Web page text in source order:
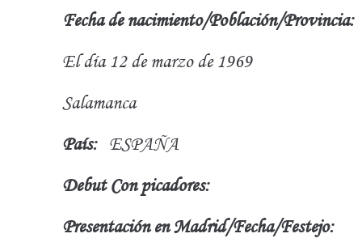
Fecha de nacimiento/Población/Provincia:
El día 12 de marzo de 1969
Salamanca
País: ESPAÑA
Debut Con picadores:
Presentación en Madrid/Fecha/Festejo: